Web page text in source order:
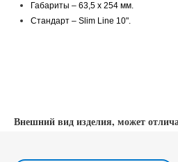
Габариты – 63,5 х 254 мм.
Стандарт – Slim Line 10".
Внешний вид изделия, может